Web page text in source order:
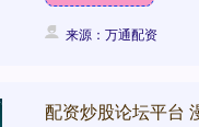
来源：万通配资
配资炒股论坛平台